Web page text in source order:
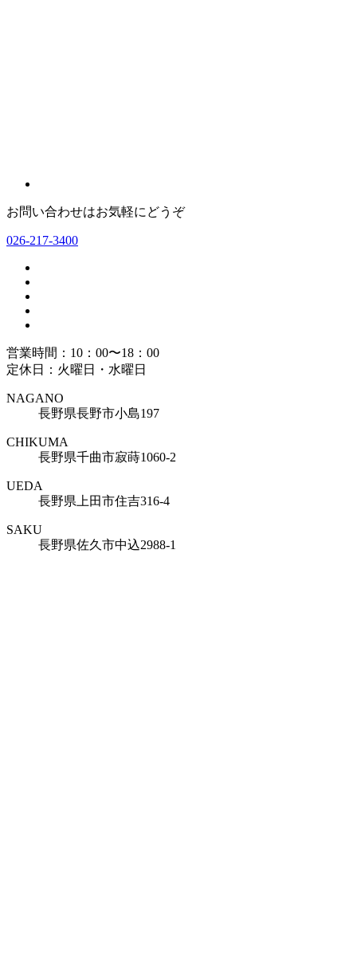
お問い合わせはお気軽にどうぞ
026-217-3400
営業時間：10：00〜18：00
定休日：火曜日・水曜日
NAGANO
長野県長野市小島197
CHIKUMA
長野県千曲市寂蒔1060-2
UEDA
長野県上田市住吉316-4
SAKU
長野県佐久市中込2988-1